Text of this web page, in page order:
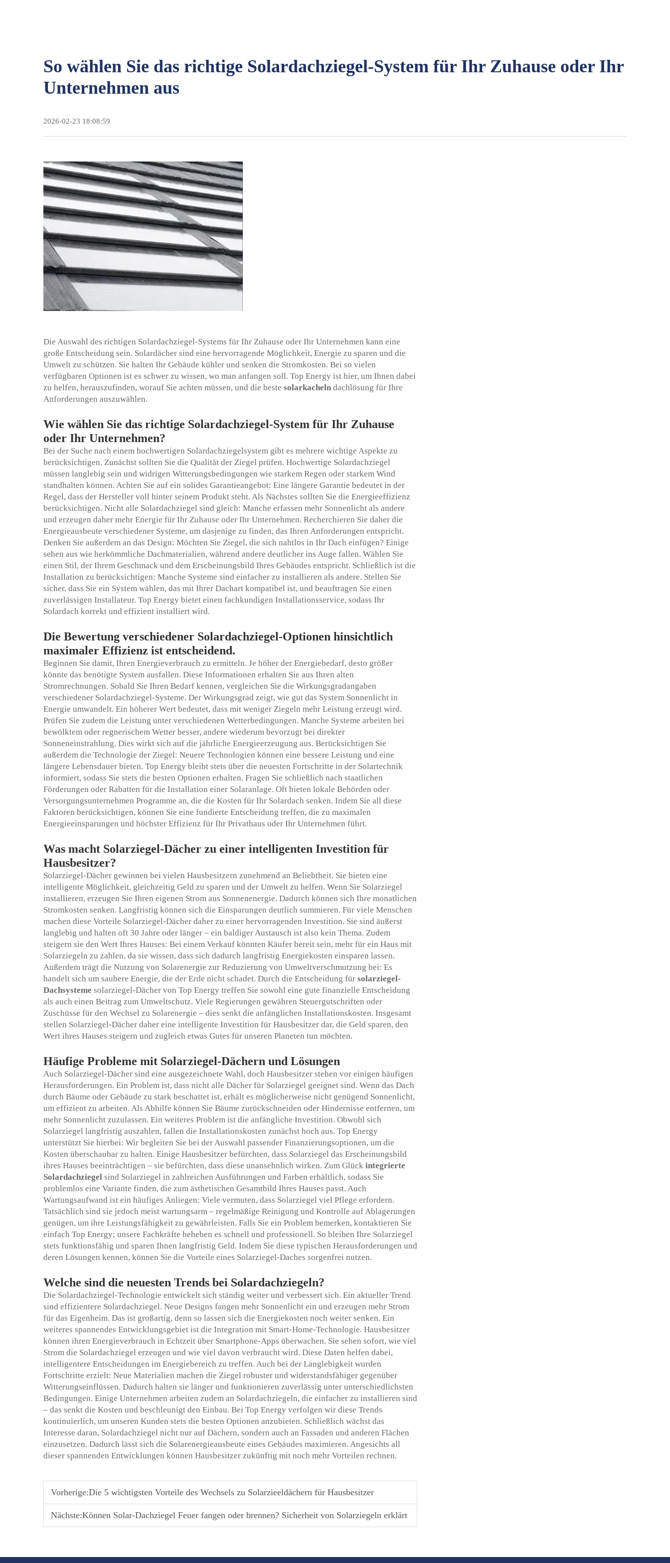
So wählen Sie das richtige Solardachziegel-System für Ihr Zuhause oder Ihr
Unternehmen aus
2026-02-23 18:08:59
Die Auswahl des richtigen Solardachziegel-Systems für Ihr Zuhause oder Ihr Unternehmen kann eine
große Entscheidung sein. Solardächer sind eine hervorragende Möglichkeit, Energie zu sparen und die
Umwelt zu schützen. Sie halten Ihr Gebäude kühler und senken die Stromkosten. Bei so vielen
verfügbaren Optionen ist es schwer zu wissen, wo man anfangen soll. Top Energy ist hier, um Ihnen dabei
zu helfen, herauszufinden, worauf Sie achten müssen, und die beste solarkacheln dachlösung für Ihre
Anforderungen auszuwählen.
Wie wählen Sie das richtige Solardachziegel-System für Ihr Zuhause
oder Ihr Unternehmen?
Bei der Suche nach einem hochwertigen Solardachziegelsystem gibt es mehrere wichtige Aspekte zu
berücksichtigen. Zunächst sollten Sie die Qualität der Ziegel prüfen. Hochwertige Solardachziegel
müssen langlebig sein und widrigen Witterungsbedingungen wie starkem Regen oder starkem Wind
standhalten können. Achten Sie auf ein solides Garantieangebot: Eine längere Garantie bedeutet in der
Regel, dass der Hersteller voll hinter seinem Produkt steht. Als Nächstes sollten Sie die Energieeffizienz
berücksichtigen. Nicht alle Solardachziegel sind gleich: Manche erfassen mehr Sonnenlicht als andere
und erzeugen daher mehr Energie für Ihr Zuhause oder Ihr Unternehmen. Recherchieren Sie daher die
Energieausbeute verschiedener Systeme, um dasjenige zu finden, das Ihren Anforderungen entspricht.
Denken Sie außerdem an das Design: Möchten Sie Ziegel, die sich nahtlos in Ihr Dach einfügen? Einige
sehen aus wie herkömmliche Dachmaterialien, während andere deutlicher ins Auge fallen. Wählen Sie
einen Stil, der Ihrem Geschmack und dem Erscheinungsbild Ihres Gebäudes entspricht. Schließlich ist die
Installation zu berücksichtigen: Manche Systeme sind einfacher zu installieren als andere. Stellen Sie
sicher, dass Sie ein System wählen, das mit Ihrer Dachart kompatibel ist, und beauftragen Sie einen
zuverlässigen Installateur. Top Energy bietet einen fachkundigen Installationsservice, sodass Ihr
Solardach korrekt und effizient installiert wird.
Die Bewertung verschiedener Solardachziegel-Optionen hinsichtlich
maximaler Effizienz ist entscheidend.
Beginnen Sie damit, Ihren Energieverbrauch zu ermitteln. Je höher der Energiebedarf, desto größer
könnte das benötigte System ausfallen. Diese Informationen erhalten Sie aus Ihren alten
Stromrechnungen. Sobald Sie Ihren Bedarf kennen, vergleichen Sie die Wirkungsgradangaben
verschiedener Solardachziegel-Systeme. Der Wirkungsgrad zeigt, wie gut das System Sonnenlicht in
Energie umwandelt. Ein höherer Wert bedeutet, dass mit weniger Ziegeln mehr Leistung erzeugt wird.
Prüfen Sie zudem die Leistung unter verschiedenen Wetterbedingungen. Manche Systeme arbeiten bei
bewölktem oder regnerischem Wetter besser, andere wiederum bevorzugt bei direkter
Sonneneinstrahlung. Dies wirkt sich auf die jährliche Energieerzeugung aus. Berücksichtigen Sie
außerdem die Technologie der Ziegel: Neuere Technologien können eine bessere Leistung und eine
längere Lebensdauer bieten. Top Energy bleibt stets über die neuesten Fortschritte in der Solartechnik
informiert, sodass Sie stets die besten Optionen erhalten. Fragen Sie schließlich nach staatlichen
Förderungen oder Rabatten für die Installation einer Solaranlage. Oft bieten lokale Behörden oder
Versorgungsunternehmen Programme an, die die Kosten für Ihr Solardach senken. Indem Sie all diese
Faktoren berücksichtigen, können Sie eine fundierte Entscheidung treffen, die zu maximalen
Energieeinsparungen und höchster Effizienz für Ihr Privathaus oder Ihr Unternehmen führt.
Was macht Solarziegel-Dächer zu einer intelligenten Investition für
Hausbesitzer?
Solarziegel-Dächer gewinnen bei vielen Hausbesitzern zunehmend an Beliebtheit. Sie bieten eine
intelligente Möglichkeit, gleichzeitig Geld zu sparen und der Umwelt zu helfen. Wenn Sie Solarziegel
installieren, erzeugen Sie Ihren eigenen Strom aus Sonnenenergie. Dadurch können sich Ihre monatlichen
Stromkosten senken. Langfristig können sich die Einsparungen deutlich summieren. Für viele Menschen
machen diese Vorteile Solarziegel-Dächer daher zu einer hervorragenden Investition. Sie sind äußerst
langlebig und halten oft 30 Jahre oder länger – ein baldiger Austausch ist also kein Thema. Zudem
steigern sie den Wert Ihres Hauses: Bei einem Verkauf könnten Käufer bereit sein, mehr für ein Haus mit
Solarziegeln zu zahlen, da sie wissen, dass sich dadurch langfristig Energiekosten einsparen lassen.
Außerdem trägt die Nutzung von Solarenergie zur Reduzierung von Umweltverschmutzung bei: Es
handelt sich um saubere Energie, die der Erde nicht schadet. Durch die Entscheidung für solarziegel-
Dachsysteme solarziegel-Dächer von Top Energy treffen Sie sowohl eine gute finanzielle Entscheidung
als auch einen Beitrag zum Umweltschutz. Viele Regierungen gewähren Steuergutschriften oder
Zuschüsse für den Wechsel zu Solarenergie – dies senkt die anfänglichen Installationskosten. Insgesamt
stellen Solarziegel-Dächer daher eine intelligente Investition für Hausbesitzer dar, die Geld sparen, den
Wert ihres Hauses steigern und zugleich etwas Gutes für unseren Planeten tun möchten.
Häufige Probleme mit Solarziegel-Dächern und Lösungen
Auch Solarziegel-Dächer sind eine ausgezeichnete Wahl, doch Hausbesitzer stehen vor einigen häufigen
Herausforderungen. Ein Problem ist, dass nicht alle Dächer für Solarziegel geeignet sind. Wenn das Dach
durch Bäume oder Gebäude zu stark beschattet ist, erhält es möglicherweise nicht genügend Sonnenlicht,
um effizient zu arbeiten. Als Abhilfe können Sie Bäume zurückschneiden oder Hindernisse entfernen, um
mehr Sonnenlicht zuzulassen. Ein weiteres Problem ist die anfängliche Investition. Obwohl sich
Solarziegel langfristig auszahlen, fallen die Installationskosten zunächst hoch aus. Top Energy
unterstützt Sie hierbei: Wir begleiten Sie bei der Auswahl passender Finanzierungsoptionen, um die
Kosten überschaubar zu halten. Einige Hausbesitzer befürchten, dass Solarziegel das Erscheinungsbild
ihres Hauses beeinträchtigen – sie befürchten, dass diese unansehnlich wirken. Zum Glück integrierte
Solardachziegel sind Solarziegel in zahlreichen Ausführungen und Farben erhältlich, sodass Sie
problemlos eine Variante finden, die zum ästhetischen Gesamtbild Ihres Hauses passt. Auch
Wartungsaufwand ist ein häufiges Anliegen: Viele vermuten, dass Solarziegel viel Pflege erfordern.
Tatsächlich sind sie jedoch meist wartungsarm – regelmäßige Reinigung und Kontrolle auf Ablagerungen
genügen, um ihre Leistungsfähigkeit zu gewährleisten. Falls Sie ein Problem bemerken, kontaktieren Sie
einfach Top Energy; unsere Fachkräfte beheben es schnell und professionell. So bleiben Ihre Solarziegel
stets funktionsfähig und sparen Ihnen langfristig Geld. Indem Sie diese typischen Herausforderungen und
deren Lösungen kennen, können Sie die Vorteile eines Solarziegel-Daches sorgenfrei nutzen.
Welche sind die neuesten Trends bei Solardachziegeln?
Die Solardachziegel-Technologie entwickelt sich ständig weiter und verbessert sich. Ein aktueller Trend
sind effizientere Solardachziegel. Neue Designs fangen mehr Sonnenlicht ein und erzeugen mehr Strom
für das Eigenheim. Das ist großartig, denn so lassen sich die Energiekosten noch weiter senken. Ein
weiteres spannendes Entwicklungsgebiet ist die Integration mit Smart-Home-Technologie. Hausbesitzer
können ihren Energieverbrauch in Echtzeit über Smartphone-Apps überwachen. Sie sehen sofort, wie viel
Strom die Solardachziegel erzeugen und wie viel davon verbraucht wird. Diese Daten helfen dabei,
intelligentere Entscheidungen im Energiebereich zu treffen. Auch bei der Langlebigkeit wurden
Fortschritte erzielt: Neue Materialien machen die Ziegel robuster und widerstandsfähiger gegenüber
Witterungseinflüssen. Dadurch halten sie länger und funktionieren zuverlässig unter unterschiedlichsten
Bedingungen. Einige Unternehmen arbeiten zudem an Solardachziegeln, die einfacher zu installieren sind
– das senkt die Kosten und beschleunigt den Einbau. Bei Top Energy verfolgen wir diese Trends
kontinuierlich, um unseren Kunden stets die besten Optionen anzubieten. Schließlich wächst das
Interesse daran, Solardachziegel nicht nur auf Dächern, sondern auch an Fassaden und anderen Flächen
einzusetzen. Dadurch lässt sich die Solarenergieausbeute eines Gebäudes maximieren. Angesichts all
dieser spannenden Entwicklungen können Hausbesitzer zukünftig mit noch mehr Vorteilen rechnen.
Vorherige:Die 5 wichtigsten Vorteile des Wechsels zu Solarzieeldächern für Hausbesitzer
Nächste:Können Solar-Dachziegel Feuer fangen oder brennen? Sicherheit von Solarziegeln erklärt